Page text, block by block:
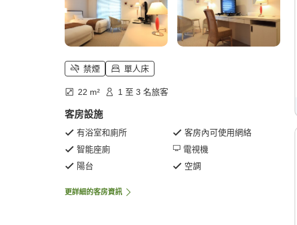
禁煙 單人床
22 m² 1 至 3 名旅客
客房設施
有浴室和廁所
客房內可使用網絡
智能座廁
電視機
陽台
空調
更詳細的客房資訊